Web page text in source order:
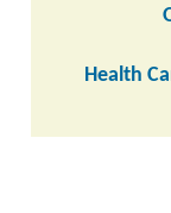
Health